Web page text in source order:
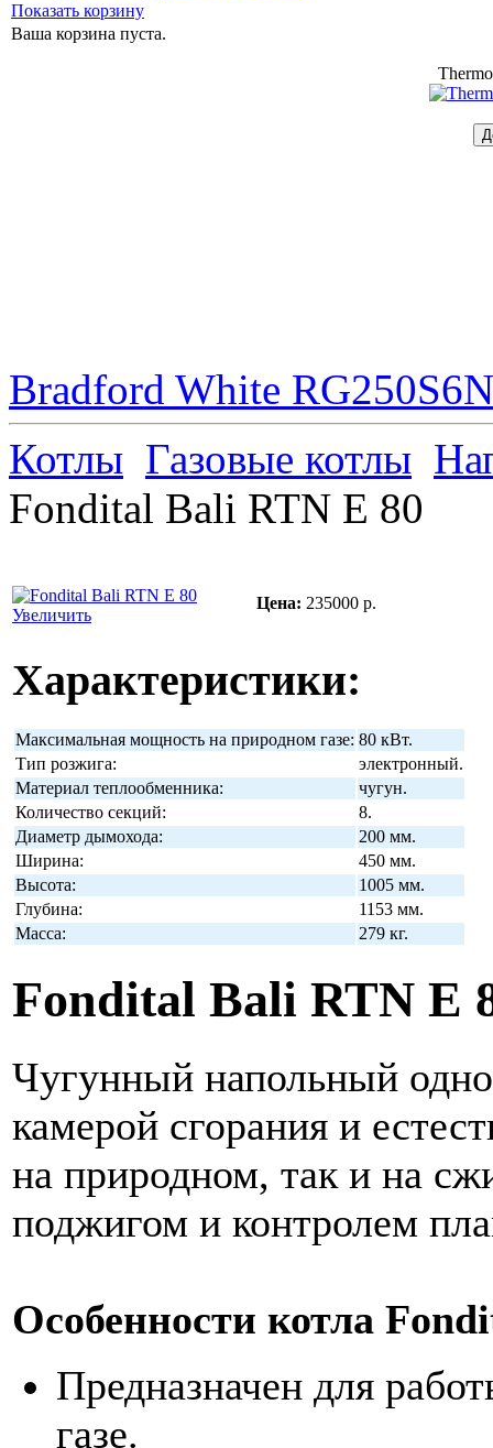
Показать корзину
Ваша корзина пуста.
Bradford White
Котлы Газовые котлы
Fondital Bali RTN E 80
Увеличить
Цена: 235000 р.
Характеристики:
Максимальная мощность на природном газе: 80 кВт.
Тип розжига:
электронный.
Материал теплообменника:
чугун.
Количество секций:
8.
Диаметр дымохода:
200 мм.
Ширина:
450 мм.
Высота:
1005 мм.
Глубина:
1153 мм.
Масса:
279 кг.
Fondital Bali RTN E
Чугунный напольный
камерой сгорания и
на природном, так и на
поджигом и контролем
Особенности котла
Предназначен для
газе.